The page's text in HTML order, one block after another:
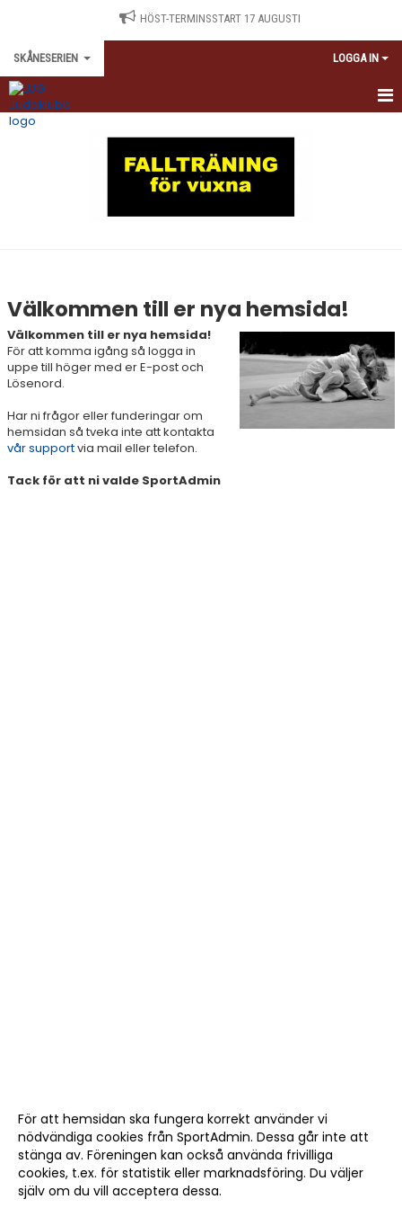
HÖST-TERMINSSTART 17 AUGUSTI
SKÅNESERIEN LOGGA IN
HEM
Välkommen till er nya hemsida!
Välkommen till er nya hemsida!
För att komma igång så logga in
uppe till höger med er E-post och
Lösenord.
Har ni frågor eller funderingar om
hemsidan så tveka inte att kontakta
vår supportvia mail eller telefon.
Tack för att ni valde SportAdmin
För att hemsidan ska fungera korrekt använder vi
nödvändiga cookies från SportAdmin. Dessa går inte att
stänga av. Föreningen kan också använda frivilliga
cookies, t.ex. för statistik eller marknadsföring. Du väljer
själv om du vill acceptera dessa.